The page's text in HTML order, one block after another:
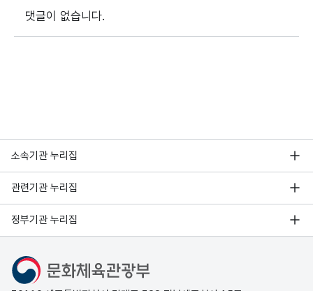
댓글이 없습니다.
소속기관 누리집
관련기관 누리집
정부기관 누리집
문화체육관광부